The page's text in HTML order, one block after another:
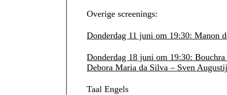
Overige screenings:
Donderdag 11 juni om 19:30: Manon
Donderdag 18 juni om 19:30:
Debora Maria da Silva – Sven
Taal Engels